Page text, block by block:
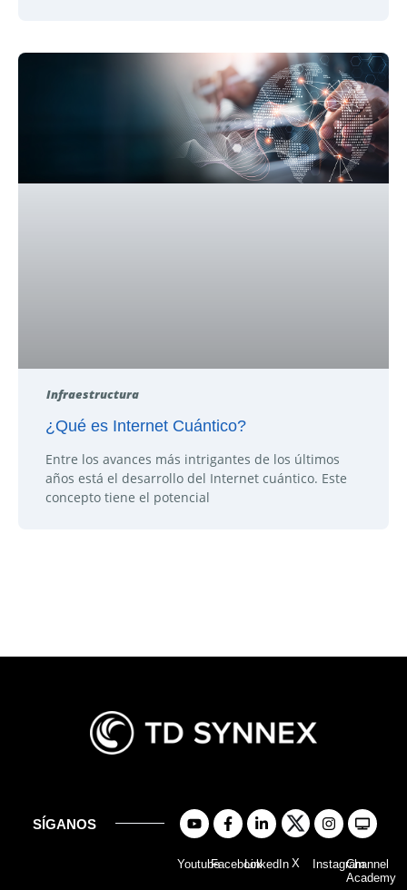
Infraestructura
¿Qué es Internet Cuántico?
Entre los avances más intrigantes de los últimos
años está el desarrollo del Internet cuántico. Este
concepto tiene el potencial
SÍGANOS
YoutubeFacebookLinkedIn X InstagramChannel
Academy